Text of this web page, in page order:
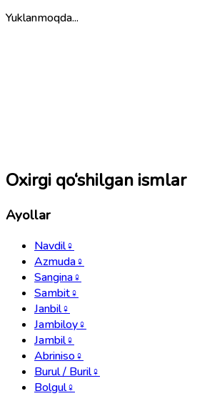
Yuklanmoqda...
Oxirgi qo‘shilgan ismlar
Ayollar
Navdil♀
Azmuda♀
Sangina♀
Sambit♀
Janbil♀
Jambiloy♀
Jambil♀
Abriniso♀
Burul / Buril♀
Bolgul♀